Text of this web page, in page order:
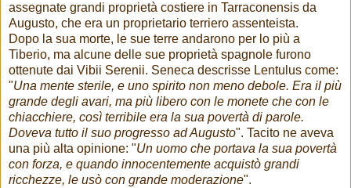
assegnate grandi proprietà costiere in Tarraconensis da
Augusto, che era un proprietario terriero assenteista.
Dopo la sua morte, le sue terre andarono per lo più a
Tiberio, ma alcune delle sue proprietà spagnole furono
ottenute dai Vibii Serenii. Seneca descrisse Lentulus come:
"Una mente sterile, e uno spirito non meno debole. Era il più
grande degli avari, ma più libero con le monete che con le
chiacchiere, così terribile era la sua povertà di parole.
Doveva tutto il suo progresso ad Augusto". Tacito ne aveva
una più alta opinione: "Un uomo che portava la sua povertà
con forza, e quando innocentemente acquistò grandi
ricchezze, le usò con grande moderazione".